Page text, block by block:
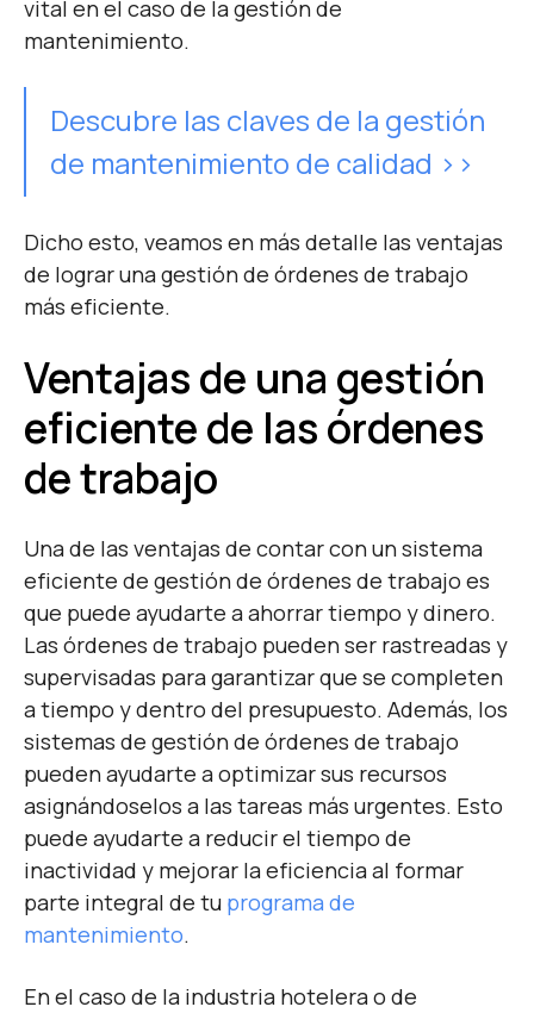
vital en el caso de la gestión de
mantenimiento.
Descubre las claves de la gestión
de mantenimiento de calidad >>
Dicho esto, veamos en más detalle las ventajas
de lograr una gestión de órdenes de trabajo
más eficiente.
Ventajas de una gestión
eficiente de las órdenes
de trabajo
Una de las ventajas de contar con un sistema
eficiente de gestión de órdenes de trabajo es
que puede ayudarte a ahorrar tiempo y dinero.
Las órdenes de trabajo pueden ser rastreadas y
supervisadas para garantizar que se completen
a tiempo y dentro del presupuesto. Además, los
sistemas de gestión de órdenes de trabajo
pueden ayudarte a optimizar sus recursos
asignándoselos a las tareas más urgentes. Esto
puede ayudarte a reducir el tiempo de
inactividad y mejorar la eficiencia al formar
parte integral de tu programa de
mantenimiento.
En el caso de la industria hotelera o de